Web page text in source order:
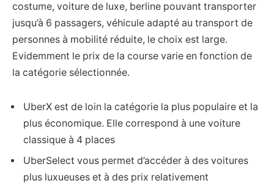
costume, voiture de luxe, berline pouvant transporter
jusqu’à 6 passagers, véhicule adapté au transport de
personnes à mobilité réduite, le choix est large.
Evidemment le prix de la course varie en fonction de
la catégorie sélectionnée.
UberX est de loin la catégorie la plus populaire et la
plus économique. Elle correspond à une voiture
classique à 4 places
UberSelect vous permet d’accéder à des voitures
plus luxueuses et à des prix relativement